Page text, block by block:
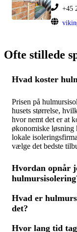
+45
Ofte stillede
Hvad koster
Prisen på
husets størrelse,
hvor nemt det er at
økonomiske løsning
lokale
vælge det bedste
Hvordan opnår
For at få den bedste
om 3 tilbud fra
prisvenlige løsning,
Hvad er
det?
Hvor lang tid